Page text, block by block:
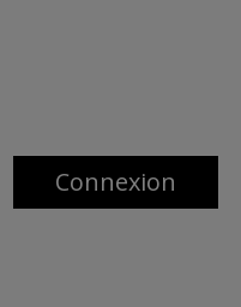
Connexion